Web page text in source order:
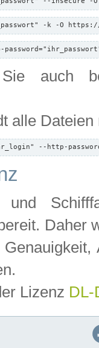
-k -O https://
auch
alle
--http-
und
Daher
Lizenz